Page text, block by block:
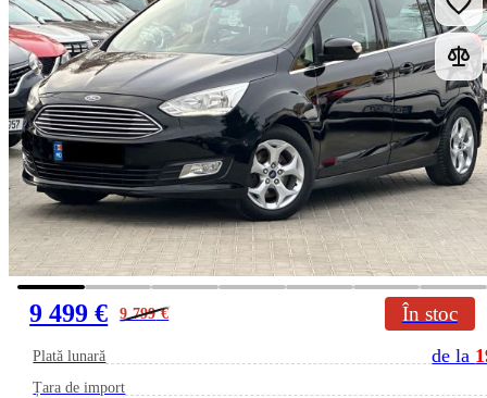
9 499 € 9 799€ În stoc
Plată lunară de la
Țara de import